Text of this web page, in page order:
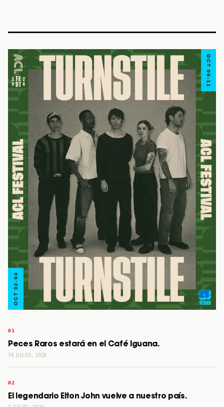
Peces Raros estará en el Café Iguana.
16 JULIO, 2026
El legendario Elton John vuelve a nuestro país.